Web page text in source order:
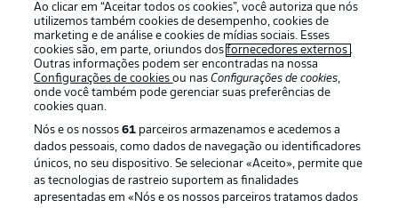
Oferecido por
Ao clicar em “Aceitar todos os cookies”, você autoriza que nós
utilizemos também cookies de desempenho, cookies de
marketing e de análise e cookies de mídias sociais. Esses
cookies são, em parte, oriundos dosfornecedores externos .
Outras informações podem ser encontradas na nossa
Configurações de cookiesou nasConfigurações de cookies,
onde você também pode gerenciar suas preferências de
cookies quan.
Nós e os nossos61 parceiros armazenamos e acedemos a
dados pessoais, como dados de navegação ou identificadores
únicos, no seu dispositivo. Se selecionar «Aceito», permite que
as tecnologias de rastreio suportem as finalidades
apresentadas em «Nós e os nossos parceiros tratamos dados